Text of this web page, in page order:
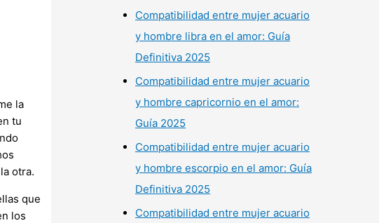
la
tu
otra.
que
los
Compatibilidad entre mujer acuario
y hombre libra en el amor: Guía
Definitiva 2025
Compatibilidad entre mujer acuario
y hombre capricornio en el amor:
Guía 2025
Compatibilidad entre mujer acuario
y hombre escorpio en el amor: Guía
Definitiva 2025
Compatibilidad entre mujer acuario